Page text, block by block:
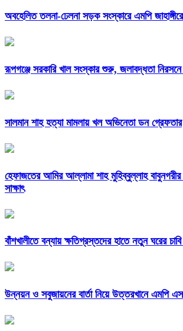
অবহেলিত তলনা-ঢেলনা সড়ক সংস্কারে এমপি
রূপগঞ্জে সরকারি খাল সংস্কার শুরু, জলাবদ্ধতা
সালমান শাহ হত্যা মামলায় খল অভিনেতা ডন গ্রেফতার
হেফাজতের আমির আল্লামা শাহ মুহিব্বুল্লাহ বাবুনগরীর
সাক্ষাৎ
বাঁশখালীতে বন্যায় ক্ষতিগ্রস্তদের হাতে নতুন ঘরের
উন্নয়ন ও সবুজায়নের বার্তা নিয়ে উত্তরখানে এমপি এস